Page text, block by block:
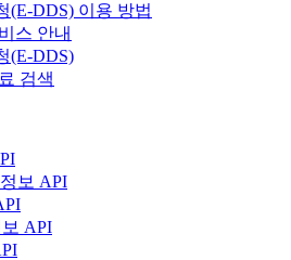
(E-DDS) 이용 방법
스 안내
(E-DDS)
검색
보 API
API